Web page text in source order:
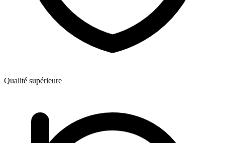
Qualité supérieure